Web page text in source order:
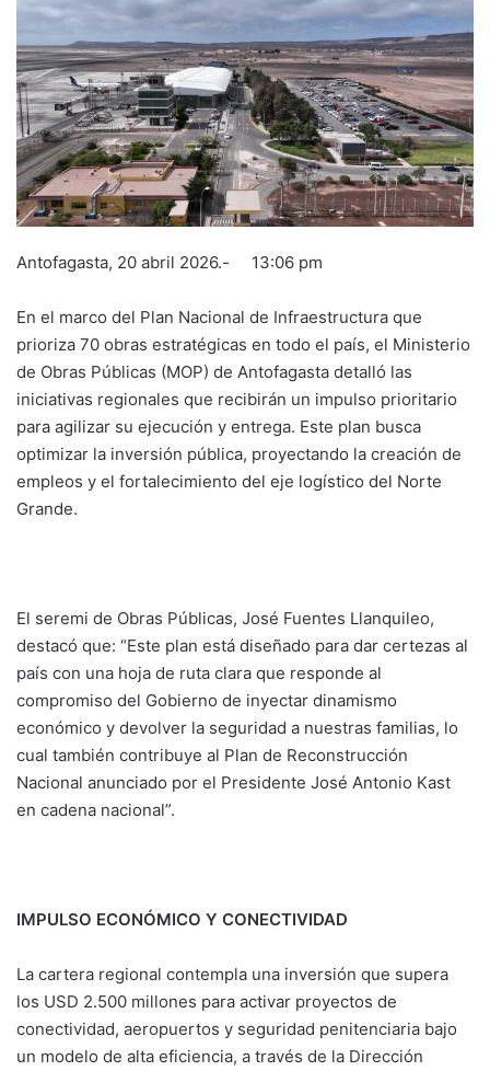
Antofagasta, 20 abril 2026.- 13:06 pm
En el marco del Plan Nacional de Infraestructura que
prioriza 70 obras estratégicas en todo el país, el Ministerio
de Obras Públicas (MOP) de Antofagasta detalló las
iniciativas regionales que recibirán un impulso prioritario
para agilizar su ejecución y entrega. Este plan busca
optimizar la inversión pública, proyectando la creación de
empleos y el fortalecimiento del eje logístico del Norte
Grande.
El seremi de Obras Públicas, José Fuentes Llanquileo,
destacó que: “Este plan está diseñado para dar certezas al
país con una hoja de ruta clara que responde al
compromiso del Gobierno de inyectar dinamismo
económico y devolver la seguridad a nuestras familias, lo
cual también contribuye al Plan de Reconstrucción
Nacional anunciado por el Presidente José Antonio Kast
en cadena nacional”.
IMPULSO ECONÓMICO Y CONECTIVIDAD
La cartera regional contempla una inversión que supera
los USD 2.500 millones para activar proyectos de
conectividad, aeropuertos y seguridad penitenciaria bajo
un modelo de alta eficiencia, a través de la Dirección